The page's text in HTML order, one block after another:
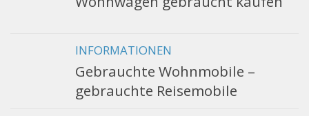
INFORMATIONEN
Gebrauchte Wohnmobile –
gebrauchte Reisemobile